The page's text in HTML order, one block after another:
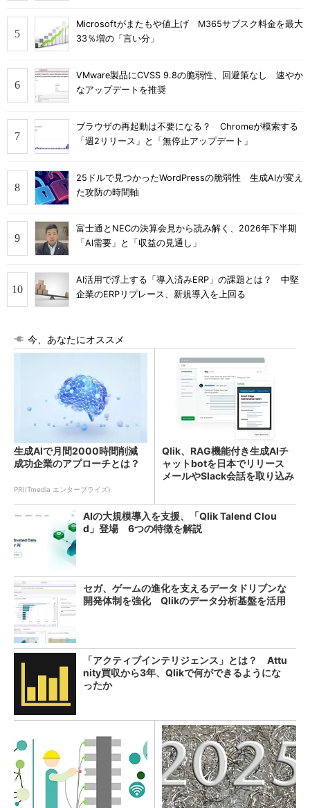
Microsoftがまたもや値上げ M365サブスク料金を最大
33％増の「言い分」
VMware製品にCVSS 9.8の脆弱性、回避策なし 速やか
なアップデートを推奨
ブラウザの再起動は不要になる？ Chromeが模索する
「週2リリース」と「無停止アップデート」
25ドルで見つかったWordPressの脆弱性 生成AIが変え
た攻防の時間軸
富士通とNECの決算会見から読み解く、2026年下半期
「AI需要」と「収益の見通し」
AI活用で浮上する「導入済みERP」の課題とは？ 中堅
企業のERPリプレース、新規導入を上回る
今、あなたにオススメ
生成AIで月間2000時間削減
成功企業のアプローチとは？
PR(ITmedia エンタープライズ)
Qlik、RAG機能付き生成AIチ
ャットbotを日本でリリース
メールやSlack会話を取り込み
AIの大規模導入を支援、「Qlik Talend Clou
d」登場 6つの特徴を解説
セガ、ゲームの進化を支えるデータドリブンな
開発体制を強化 Qlikのデータ分析基盤を活用
「アクティブインテリジェンス」とは？ Attu
nity買収から3年、Qlikで何ができるようにな
ったか